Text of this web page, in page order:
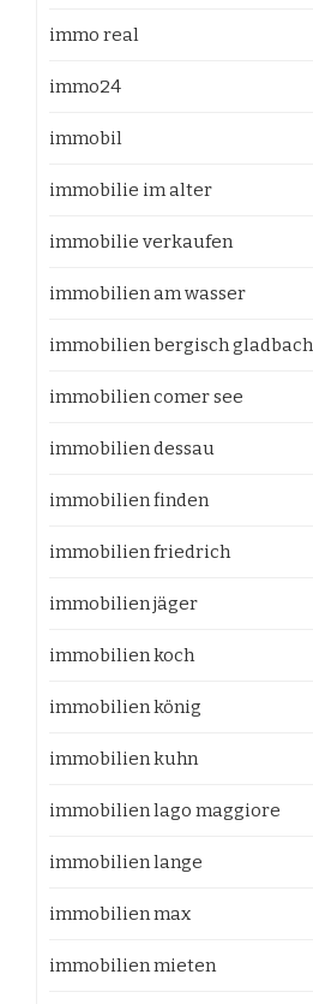
immo real
immo24
immobil
immobilie im alter
immobilie verkaufen
immobilien am wasser
immobilien bergisch gladbach
immobilien comer see
immobilien dessau
immobilien finden
immobilien friedrich
immobilien jäger
immobilien koch
immobilien könig
immobilien kuhn
immobilien lago maggiore
immobilien lange
immobilien max
immobilien mieten